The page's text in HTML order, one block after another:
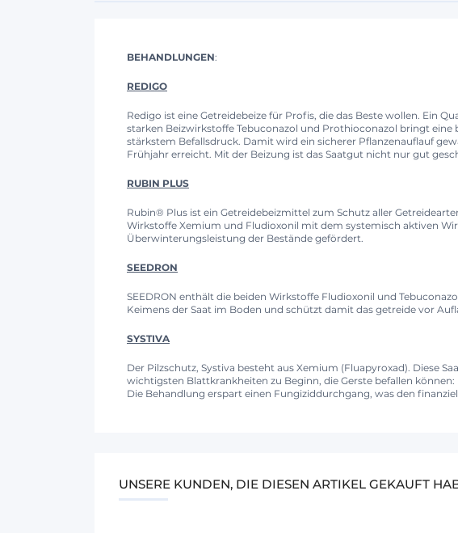
BEHANDLUNGEN:
REDIGO
Redigo ist eine Getreidebeize für Profis, die das Beste wollen. Ein
starken Beizwirkstoffe Tebuconazol und Prothioconazol bringt
stärkstem Befallsdruck. Damit wird ein sicherer Pflanzenauflauf
Frühjahr erreicht. Mit der Beizung ist das Saatgut nicht nur gut
RUBIN PLUS
Rubin® Plus ist ein Getreidebeizmittel zum Schutz aller
Wirkstoffe Xemium und Fludioxonil mit dem systemisch aktiven
Überwinterungsleistung der Bestände gefördert.
SEEDRON
SEEDRON enthält die beiden Wirkstoffe Fludioxonil und
Keimens der Saat im Boden und schützt damit das getreide vor
SYSTIVA
Der Pilzschutz, Systiva besteht aus Xemium (Fluapyroxad). Diese
wichtigsten Blattkrankheiten zu Beginn, die Gerste befallen
Die Behandlung erspart einen Fungiziddurchgang, was den
UNSERE KUNDEN, DIE DIESEN ARTIKEL GEKAUFT